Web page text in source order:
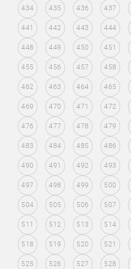
434 435 436 437
441 442 443 444
448 449 450 451
455 456 457 458
462 463 464 465
469 470 471 472
476 477 478 479
483 484 485 486
490 491 492 493
497 498 499 500
504 505 506 507
511 512 513 514
518 519 520 521
525 526 527 528